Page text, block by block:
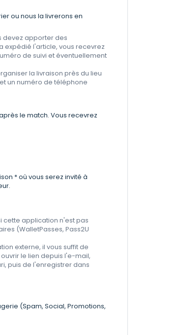
ou nous la livrerons en
devez apporter des
expédié l'article, vous recevrez
de suivi et éventuellement
la livraison près du lieu
un numéro de téléphone
le match. Vous recevrez
* où vous serez invité à
cette application n'est pas
(WalletPasses, Pass2U
externe, il vous suffit de
le lien depuis l'e-mail,
puis de l'enregistrer dans
(Spam, Social, Promotions,